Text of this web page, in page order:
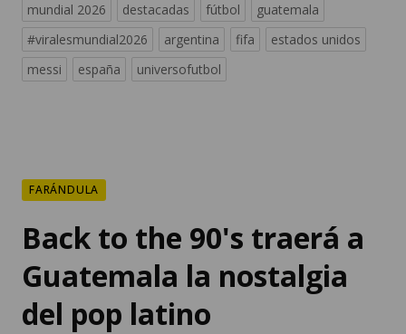
mundial 2026 destacadas fútbol
guatemala
#viralesmundial2026
argentina fifa
estados unidos
messi
españa universofutbol
FARÁNDULA
Back to the 90's traerá a
Guatemala la nostalgia
del pop latino